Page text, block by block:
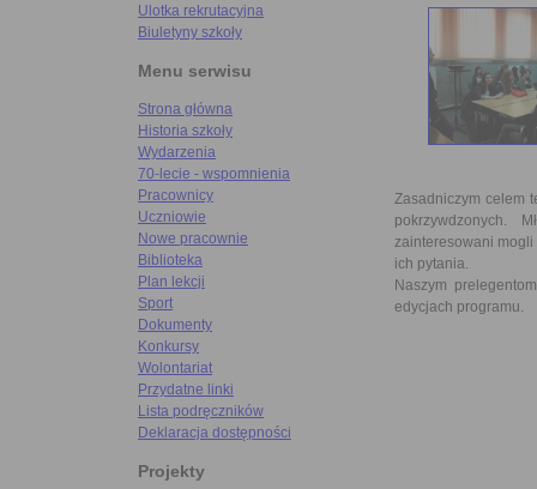
Ulotka rekrutacyjna
Biuletyny szkoły
Menu serwisu
Strona główna
Historia szkoły
Wydarzenia
70-lecie - wspomnienia
Pracownicy
Uczniowie
Nowe pracownie
Biblioteka
Plan lekcji
Sport
Dokumenty
Konkursy
Wolontariat
Przydatne linki
Lista podręczników
Deklaracja dostępności
Projekty
Zasadniczym celem
pokrzywdzonych.
zainteresowani
ich pytania.
Naszym
edycjach programu.